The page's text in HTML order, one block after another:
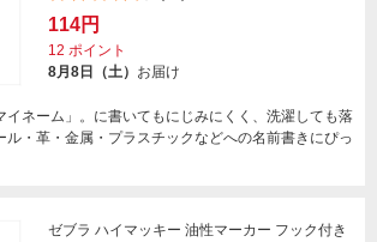
114円
12 ポイント
8月8日（土） お届け
イネーム」。に書いてもにじみにくく、洗濯しても落
ル・革・金属・プラスチックなどへの名前書きにぴっ
ゼブラ ハイマッキー 油性マーカー フック付き